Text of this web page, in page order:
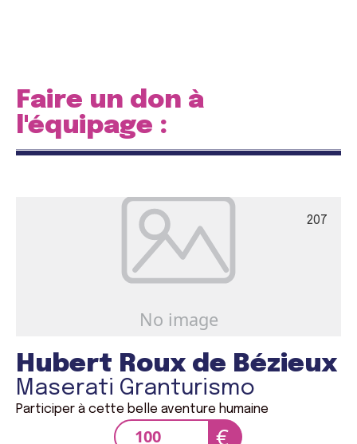
Faire un don à
l'équipage :
207
Hubert Roux de Bézieux
Maserati Granturismo
Participer à cette belle aventure humaine